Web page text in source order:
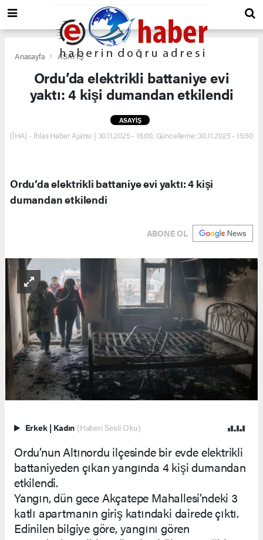
Anasayfa ASAYİŞ
Ordu’da elektrikli battaniye evi
yaktı: 4 kişi dumandan etkilendi
ASAYİŞ
(İHA) - İhlas Haber Ajansı | 30.11.2025 - 16:00, Güncelleme: 30.11.2025 - 15:50
Ordu’da elektrikli battaniye evi yaktı: 4 kişi
dumandan etkilendi
ABONE OL
Erkek | Kadın (Haberi Sesli Oku)
Ordu’nun Altınordu ilçesinde bir evde elektrikli
battaniyeden çıkan yangında 4 kişi dumandan
etkilendi.
Yangın, dün gece Akçatepe Mahallesi’ndeki 3
katlı apartmanın giriş katındaki dairede çıktı.
Edinilen bilgiye göre, yangını gören